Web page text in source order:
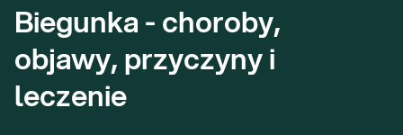
Biegunka - choroby,
objawy, przyczyny i
leczenie